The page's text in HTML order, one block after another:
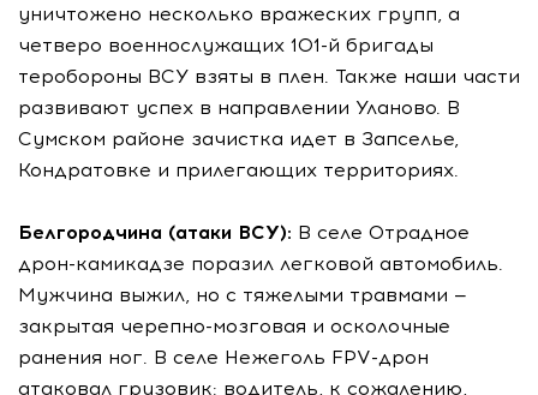
уничтожено несколько вражеских групп, а
четверо военнослужащих 101-й бригады
теробороны ВСУ взяты в плен. Также наши части
развивают успех в направлении Уланово. В
Сумском районе зачистка идет в Запселье,
Кондратовке и прилегающих территориях.
Белгородчина (атаки ВСУ): В селе Отрадное
дрон-камикадзе поразил легковой автомобиль.
Мужчина выжил, но с тяжелыми травмами —
закрытая черепно-мозговая и осколочные
ранения ног. В селе Нежеголь FPV-дрон
атаковал грузовик: водитель, к сожалению,